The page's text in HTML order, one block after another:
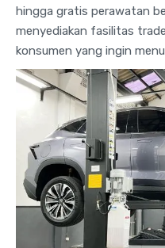
hingga gratis perawatan
menyediakan fasilitas
konsumen yang ingin